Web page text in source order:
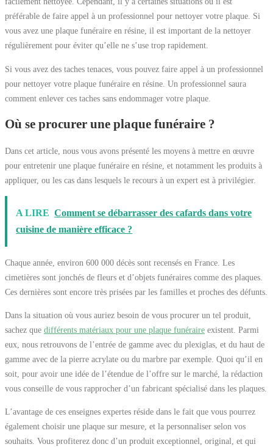
préférable de faire appel à un professionnel pour nettoyer votre plaque. Si
vous avez une plaque funéraire en résine, il est important de la nettoyer
régulièrement pour éviter qu’elle ne s’use trop rapidement.
Si vous avez des taches tenaces, vous pouvez faire appel à un professionnel
pour nettoyer votre plaque funéraire en résine. Un professionnel saura
comment enlever ces taches sans endommager votre plaque.
Où se procurer une plaque funéraire ?
Dans cet article, nous vous avons présenté les moyens à mettre en œuvre
pour entretenir une plaque funéraire en résine, et notamment les produits à
appliquer, ou les cas dans lesquels le recours à un expert est à privilégier.
A LIRE Comment se débarrasser des cafards dans votre
cuisine de manière efficace ?
Chaque année, environ 600 000 décès sont recensés en France. Les
cimetières sont jonchés de fleurs et d’objets funéraires comme des plaques.
Ces dernières sont encore très prisées par les familles et proches des défunts.
Dans la situation où vous auriez besoin de vous procurer un tel produit,
sachez que différents matériaux pour une plaque funéraire existent. Parmi
eux, nous retrouvons de l’entrée de gamme avec du plexiglas, et du haut de
gamme avec de la pierre acrylate ou du marbre par exemple. Quoi qu’il en
soit, pour avoir une idée de l’étendue de l’offre sur le marché, la rédaction
vous conseille de vous rapprocher d’un fabricant spécialisé dans les plaques.
L’avantage de ces enseignes expertes réside dans le fait que vous pourrez
également choisir une plaque sur mesure, et la personnaliser selon vos
souhaits. Vous profiterez donc d’un produit exceptionnel, original, et qui